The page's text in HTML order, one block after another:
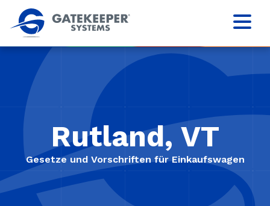
Rutland, VT
Gesetze und Vorschriften für Einkaufswagen